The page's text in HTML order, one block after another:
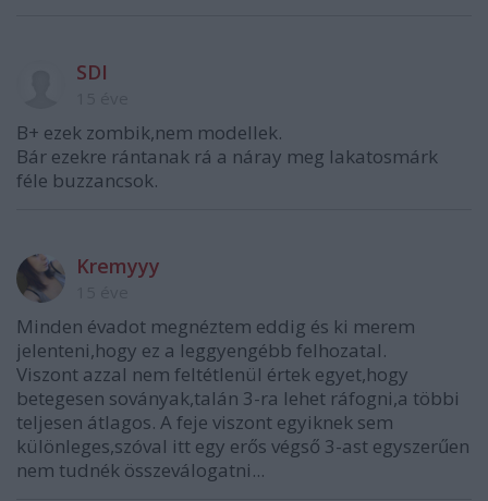
SDI
B+ ezek zombik,nem modellek.
Bár ezekre rántanak rá a náray meg lakatosmárk
féle buzzancsok.
Kremyyy
Minden évadot megnéztem eddig és ki merem
jelenteni,hogy ez a leggyengébb felhozatal.
Viszont azzal nem feltétlenül értek egyet,hogy
betegesen soványak,talán 3-ra lehet ráfogni,a többi
teljesen átlagos. A feje viszont egyiknek sem
különleges,szóval itt egy erős végső 3-ast egyszerűen
nem tudnék összeválogatni...